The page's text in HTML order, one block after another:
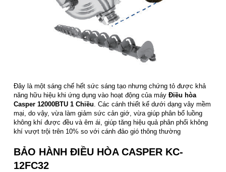
Đây là một sáng chế hết sức sáng tạo nhưng chứng tỏ được khả
năng hữu hiệu khi ứng dụng vào hoạt động của máy Điều hòa
Casper 12000BTU 1 Chiều . Các cánh thiết kế dưới dạng vây mềm
mại, do vậy, vừa làm giảm sức cản giớ, vừa giúp phân bổ luồng
không khí được đều và êm ái, giúp tăng hiệu quả phân phối không
khí vượt trội trên 10% so với cánh đảo gió thông thường
BẢO HÀNH ĐIỀU HÒA CASPER KC-
12FC32